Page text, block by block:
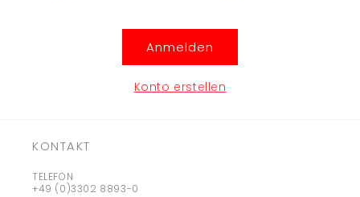
Anmelden
Konto erstellen
KONTAKT
TELEFON
+49 (0)3302 8893-0